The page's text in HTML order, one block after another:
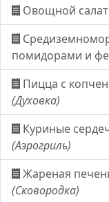
Овощной
помидорами и
Пицца с
(Духовка)
Куриные
(Аэрогриль)
Жареная
(Сковородка)